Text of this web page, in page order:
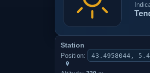
Station
Position: 43.4958044,